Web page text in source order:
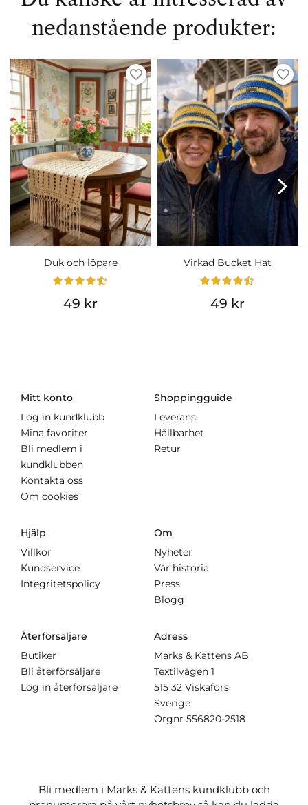
nedanstående produkter:
Duk och löpare
49 kr
Virkad Bucket Hat
49 kr
Mitt konto
Log in kundklubb
Mina favoriter
Bli medlem i
kundklubben
Kontakta oss
Om cookies
Shoppingguide
Leverans
Hållbarhet
Retur
Hjälp
Villkor
Kundservice
Integritetspolicy
Om
Nyheter
Vår historia
Press
Blogg
Återförsäljare
Butiker
Bli återförsäljare
Log in återförsäljare
Adress
Marks & Kattens AB
Textilvägen 1
515 32 Viskafors
Sverige
Orgnr 556820-2518
Bli medlem i Marks & Kattens kundklubb och